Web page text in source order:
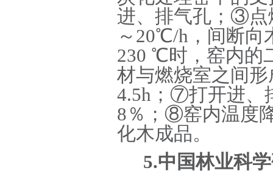
进、排气孔； ③
～20℃/h，间断向
230 ℃时，窑内的
材与燃烧室之间
4.5h； ⑦打开进、
8％； ⑧窑内温度
化木成品。
5.中国林业科